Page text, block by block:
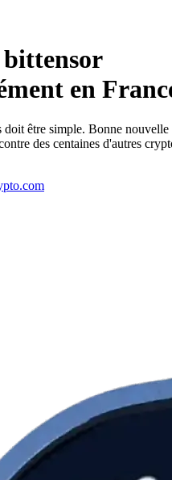
bittensor
en
doit être simple. Bonne nouvelle
des centaines d'autres